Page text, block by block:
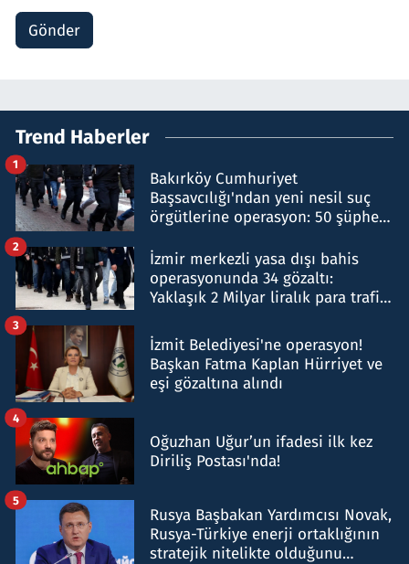
Gönder
Trend Haberler
Bakırköy Cumhuriyet
Başsavcılığı'ndan yeni nesil suç
örgütlerine operasyon: 50 şüpheli
1
İzmir merkezli yasa dışı bahis
operasyonunda 34 gözaltı:
Yaklaşık 2 Milyar liralık para trafiği
2
İzmit Belediyesi'ne operasyon!
Başkan Fatma Kaplan Hürriyet ve
eşi gözaltına alındı
3
Oğuzhan Uğur’un ifadesi ilk kez
Diriliş Postası'nda!
4
Rusya Başbakan Yardımcısı Novak,
Rusya-Türkiye enerji ortaklığının
stratejik nitelikte olduğunu
5